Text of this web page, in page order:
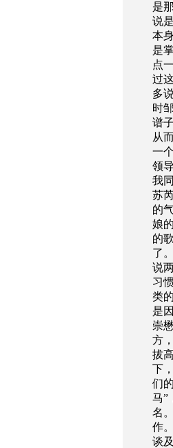
是
说
本
是
点
过
多
时
谱
从
一
领
我
苏
的
娘
的
了
说
习
类
是
崇
方
拔
下
们
马”
名
作。
谈